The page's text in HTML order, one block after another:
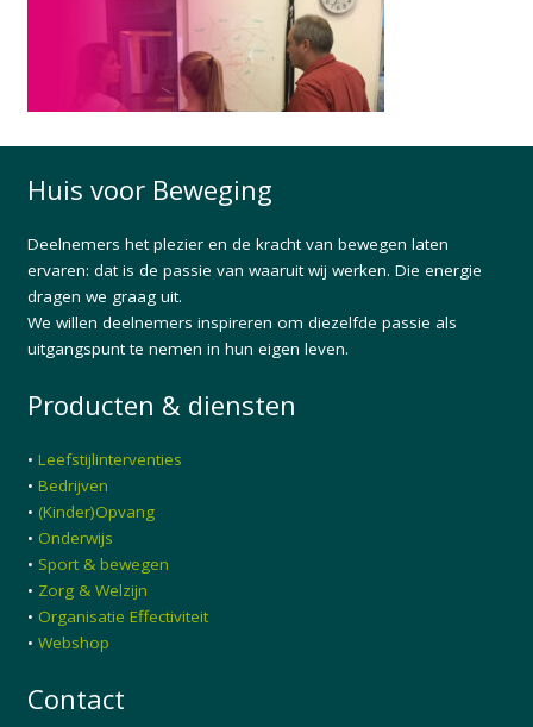
Huis voor Beweging
Deelnemers het plezier en de kracht van bewegen laten
ervaren: dat is de passie van waaruit wij werken. Die energie
dragen we graag uit.
We willen deelnemers inspireren om diezelfde passie als
uitgangspunt te nemen in hun eigen leven.
Producten & diensten
• Leefstijlinterventies
• Bedrijven
• (Kinder)Opvang
• Onderwijs
• Sport & bewegen
• Zorg & Welzijn
• Organisatie Effectiviteit
• Webshop
Contact